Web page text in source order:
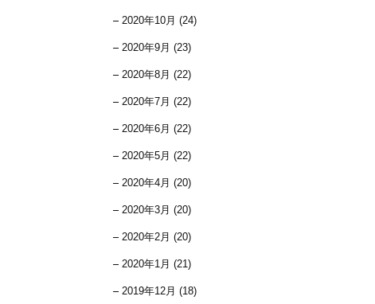
2020年10月 (24)
2020年9月 (23)
2020年8月 (22)
2020年7月 (22)
2020年6月 (22)
2020年5月 (22)
2020年4月 (20)
2020年3月 (20)
2020年2月 (20)
2020年1月 (21)
2019年12月 (18)